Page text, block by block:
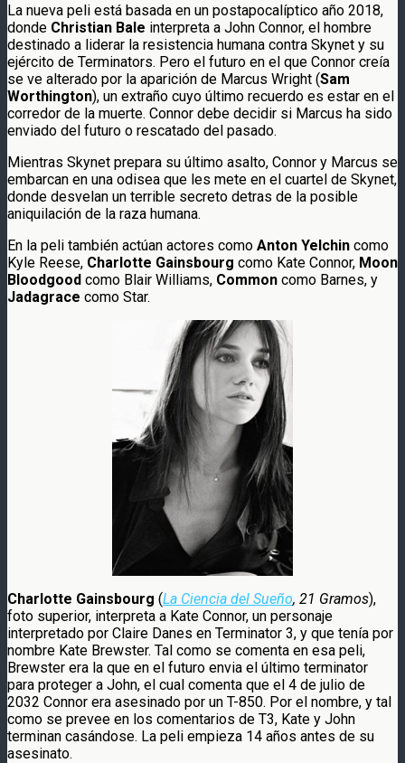
La nueva peli está basada en un postapocalíptico año 2018,
donde Christian Bale interpreta a John Connor, el hombre
destinado a liderar la resistencia humana contra Skynet y su
ejército de Terminators. Pero el futuro en el que Connor creía
se ve alterado por la aparición de Marcus Wright (Sam
Worthington), un extraño cuyo último recuerdo es estar en el
corredor de la muerte. Connor debe decidir si Marcus ha sido
enviado del futuro o rescatado del pasado.
Mientras Skynet prepara su último asalto, Connor y Marcus se
embarcan en una odisea que les mete en el cuartel de Skynet,
donde desvelan un terrible secreto detras de la posible
aniquilación de la raza humana.
En la peli también actúan actores como Anton Yelchin como
Kyle Reese, Charlotte Gainsbourg como Kate Connor, Moon
Bloodgood como Blair Williams, Common como Barnes, y
Jadagrace como Star.
Charlotte Gainsbourg (La Ciencia del Sueño, 21 Gramos),
foto superior, interpreta a Kate Connor, un personaje
interpretado por Claire Danes en Terminator 3, y que tenía por
nombre Kate Brewster. Tal como se comenta en esa peli,
Brewster era la que en el futuro envia el último terminator
para proteger a John, el cual comenta que el 4 de julio de
2032 Connor era asesinado por un T-850. Por el nombre, y tal
como se prevee en los comentarios de T3, Kate y John
terminan casándose. La peli empieza 14 años antes de su
asesinato.